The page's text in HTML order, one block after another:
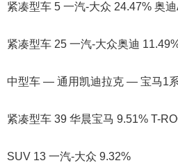
紧凑型车 5 一汽-大众 24.47% 奥
紧凑型车 25 一汽-大众奥迪
中型车 — 通用凯迪拉克 — 宝马1
紧凑型车 39 华晨宝马 9.51% T-
SUV 13 一汽-大众 9.32%